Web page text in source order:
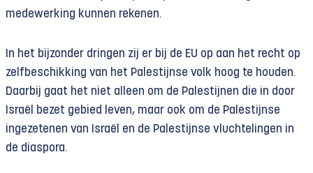
medewerking kunnen rekenen.
In het bijzonder dringen zij er bij de EU op aan het recht op
zelfbeschikking van het Palestijnse volk hoog te houden.
Daarbij gaat het niet alleen om de Palestijnen die in door
Israël bezet gebied leven, maar ook om de Palestijnse
ingezetenen van Israël en de Palestijnse vluchtelingen in
de diaspora.